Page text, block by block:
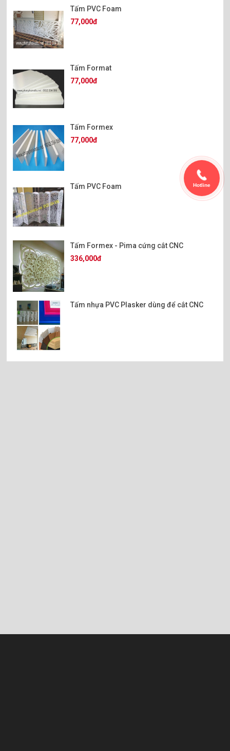
Tấm PVC Foam
77,000đ
Tấm Format
77,000đ
Tấm Formex
77,000đ
Tấm PVC Foam
Tấm Formex - Pima cứng cắt CNC
336,000đ
Tấm nhựa PVC Plasker dùng để cắt CNC
Hotline